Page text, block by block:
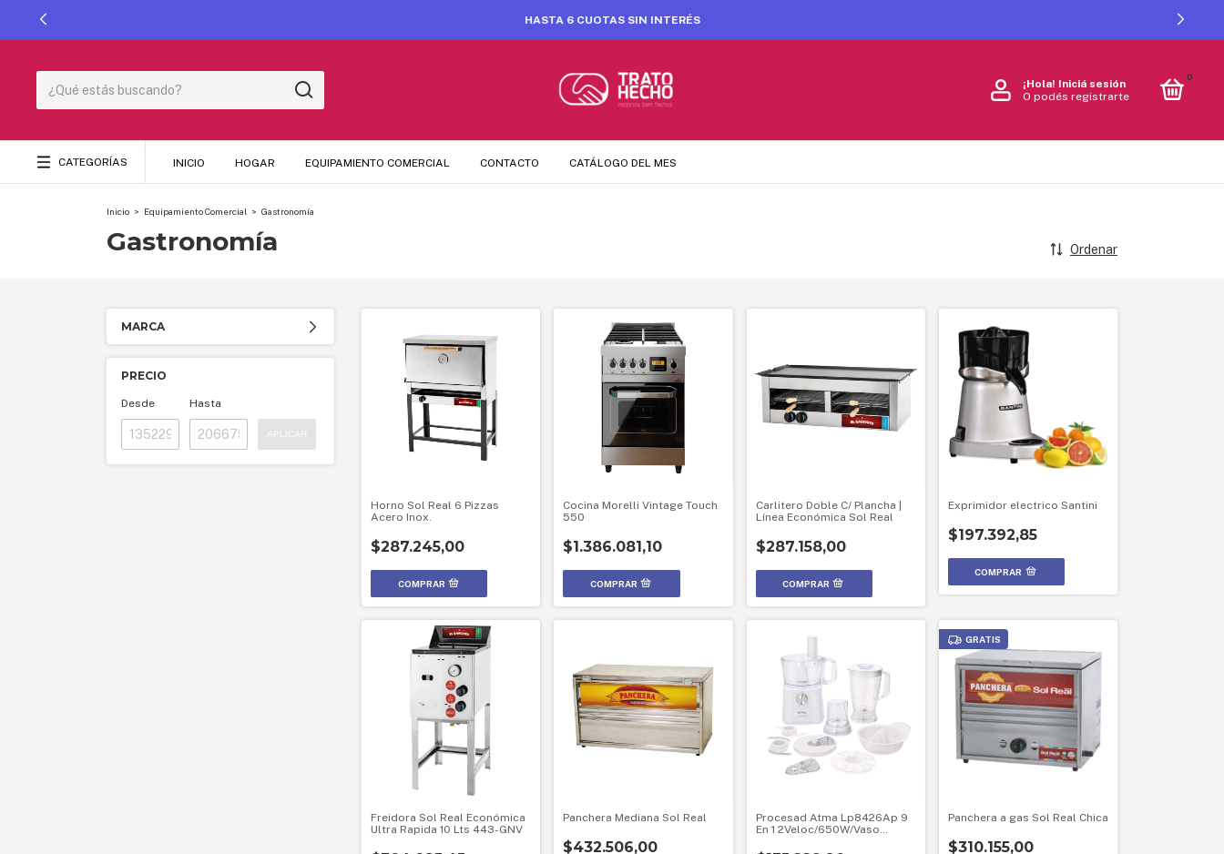
HASTA 6 CUOTAS SIN INTERÉS
¡Hola! Iniciá sesión
O podés registrarte
0
CATEGORÍAS INICIO HOGAR EQUIPAMIENTO COMERCIAL CONTACTO CATÁLOGO DEL MES
Inicio > Equipamiento Comercial > Gastronomía
Gastronomía Ordenar
MARCA
PRECIO
Desde Hasta
Horno Sol Real 6 Pizzas
Acero Inox.
$287.245,00
Cocina Morelli Vintage Touch
550
$1.386.081,10
Carlitero Doble C/ Plancha |
Línea Económica Sol Real
$287.158,00
Exprimidor electrico Santini
$197.392,85
Freidora Sol Real Económica
Ultra Rapida 10 Lts 443-GNV
Panchera Mediana Sol Real
$432.506,00
Procesad Atma Lp8426Ap 9
En 1 2Veloc/650W/Vaso
GRATIS
Panchera a gas Sol Real Chica
$310.155,00